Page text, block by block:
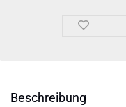
Beschreibung